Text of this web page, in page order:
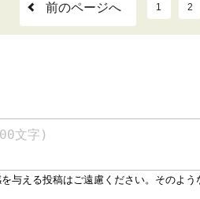
前のページへ 1 2